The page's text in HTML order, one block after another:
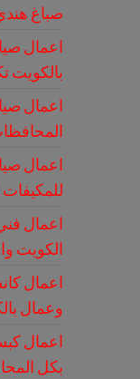
صباغ
اعمال
بالكويت
اعمال
اعمال
اعمال
الكويت
اعمال
وعمال
اعمال
بكل